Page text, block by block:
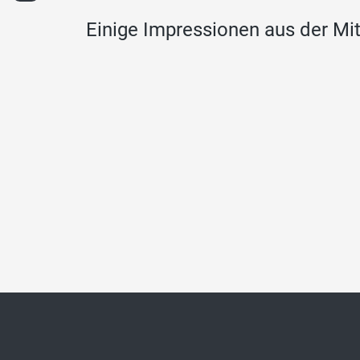
Einige Impressionen aus der